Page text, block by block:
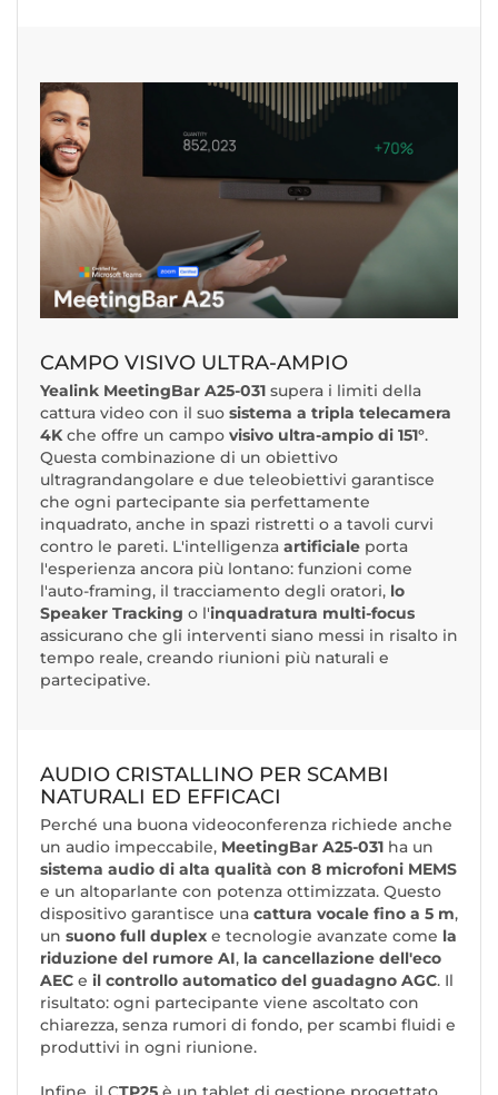
CAMPO VISIVO ULTRA-AMPIO
Yealink MeetingBar A25-031 supera i limiti della
cattura video con il suo sistema a tripla telecamera
4Kche offre un campo visivo ultra-ampio di 151°.
Questa combinazione di un obiettivo
ultragrandangolare e due teleobiettivi garantisce
che ogni partecipante sia perfettamente
inquadrato, anche in spazi ristretti o a tavoli curvi
contro le pareti. L'intelligenza artificiale porta
l'esperienza ancora più lontano: funzioni come
l'auto-framing, il tracciamento degli oratori, lo
Speaker Tracking o l'inquadratura multi-focus
assicurano che gli interventi siano messi in risalto in
tempo reale, creando riunioni più naturali e
partecipative.
AUDIO CRISTALLINO PER SCAMBI
NATURALI ED EFFICACI
Perché una buona videoconferenza richiede anche
un audio impeccabile, MeetingBar A25-031 ha un
sistema audio di alta qualità con 8 microfoni MEMS
e un altoparlante con potenza ottimizzata. Questo
dispositivo garantisce una cattura vocale fino a 5 m,
un suono full duplex e tecnologie avanzate come la
riduzione del rumore AI, la cancellazione dell'eco
AEC e il controllo automatico del guadagno AGC. Il
risultato: ogni partecipante viene ascoltato con
chiarezza, senza rumori di fondo, per scambi fluidi e
produttivi in ogni riunione.